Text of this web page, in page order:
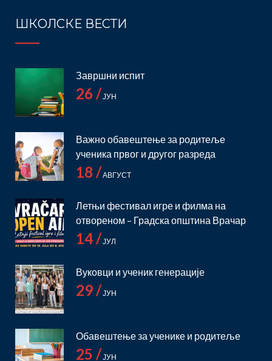
ШКОЛСКЕ ВЕСТИ
Завршни испит
26 /ЈУН
Важно обавештење за родитеље
ученика првог и другог разреда
18 /АВГУСТ
Летњи фестивал игре и филма на
отвореном – Градска општина Врачар
14 /ЈУЛ
Вуковци и ученик генерације
29 /ЈУН
Обавештење за ученике и родитеље
25 /ЈУН